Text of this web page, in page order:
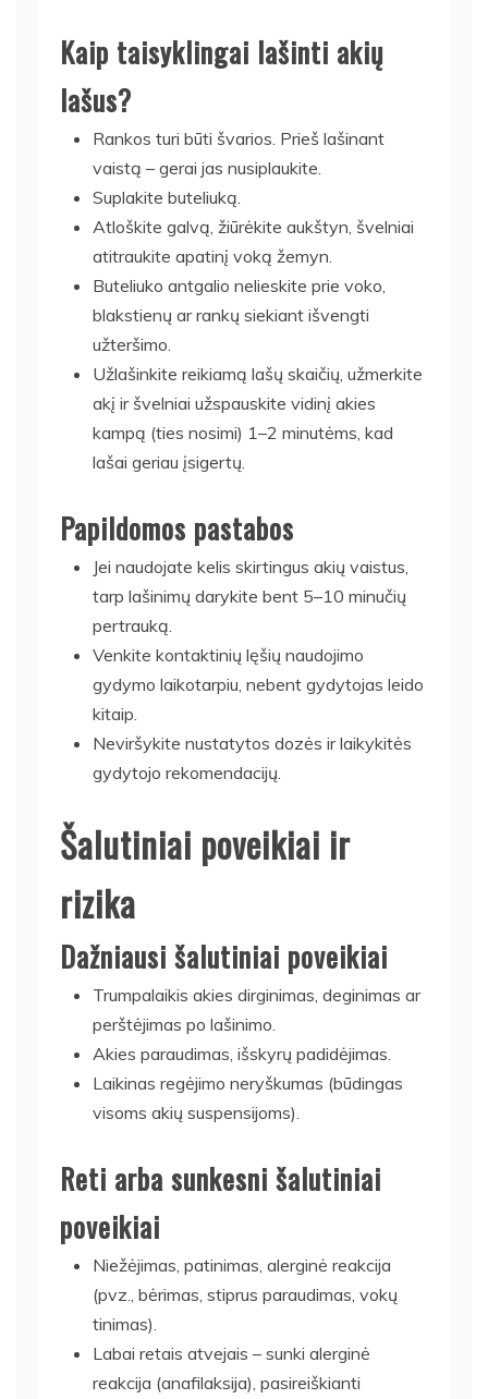
Kaip taisyklingai lašinti akių
lašus?
Rankos turi būti švarios. Prieš lašinant
vaistą – gerai jas nusiplaukite.
Suplakite buteliuką.
Atloškite galvą, žiūrėkite aukštyn, švelniai
atitraukite apatinį voką žemyn.
Buteliuko antgalio nelieskite prie voko,
blakstienų ar rankų siekiant išvengti
užteršimo.
Užlašinkite reikiamą lašų skaičių, užmerkite
akį ir švelniai užspauskite vidinį akies
kampą (ties nosimi) 1–2 minutėms, kad
lašai geriau įsigertų.
Papildomos pastabos
Jei naudojate kelis skirtingus akių vaistus,
tarp lašinimų darykite bent 5–10 minučių
pertrauką.
Venkite kontaktinių lęšių naudojimo
gydymo laikotarpiu, nebent gydytojas leido
kitaip.
Neviršykite nustatytos dozės ir laikykitės
gydytojo rekomendacijų.
Šalutiniai poveikiai ir
rizika
Dažniausi šalutiniai poveikiai
Trumpalaikis akies dirginimas, deginimas ar
perštėjimas po lašinimo.
Akies paraudimas, išskyrų padidėjimas.
Laikinas regėjimo neryškumas (būdingas
visoms akių suspensijoms).
Reti arba sunkesni šalutiniai
poveikiai
Niežėjimas, patinimas, alerginė reakcija
(pvz., bėrimas, stiprus paraudimas, vokų
tinimas).
Labai retais atvejais – sunki alerginė
reakcija (anafilaksija), pasireiškianti